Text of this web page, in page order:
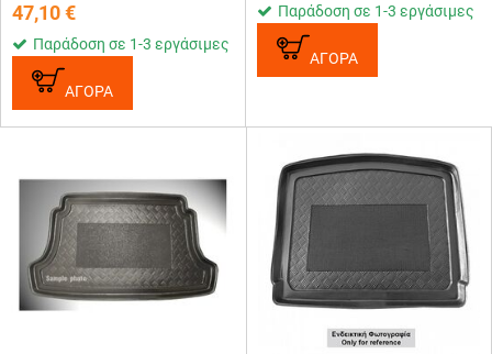
47,10€
Παράδοση σε 1-3 εργάσιμες
ΑΓΟΡΑ
Παράδοση σε 1-3 εργάσιμες
ΑΓΟΡΑ